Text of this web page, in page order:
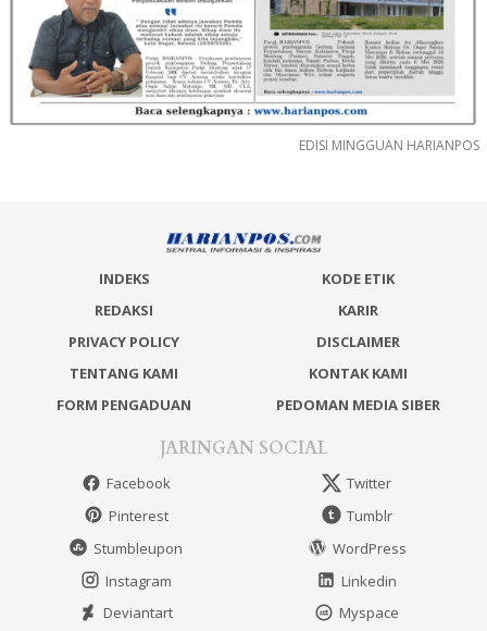
EDISI MINGGUAN HARIANPOS
INDEKS
KODE ETIK
REDAKSI
KARIR
PRIVACY POLICY
DISCLAIMER
TENTANG KAMI
KONTAK KAMI
FORM PENGADUAN
PEDOMAN MEDIA SIBER
JARINGAN SOCIAL
Facebook
Twitter
Pinterest
Tumblr
Stumbleupon
WordPress
Instagram
Linkedin
Deviantart
Myspace